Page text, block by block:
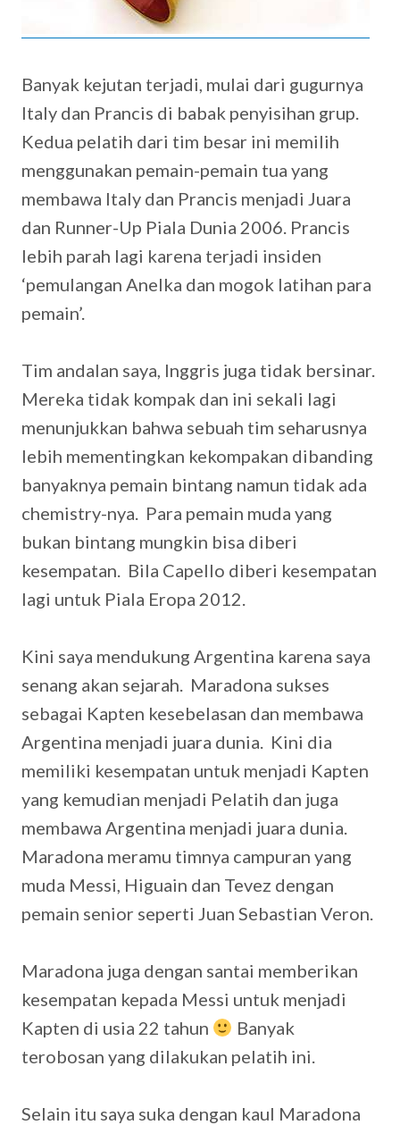
Banyak kejutan terjadi, mulai dari gugurnya
Italy dan Prancis di babak penyisihan grup.
Kedua pelatih dari tim besar ini memilih
menggunakan pemain-pemain tua yang
membawa Italy dan Prancis menjadi Juara
dan Runner-Up Piala Dunia 2006. Prancis
lebih parah lagi karena terjadi insiden
‘pemulangan Anelka dan mogok latihan para
pemain’.
Tim andalan saya, Inggris juga tidak bersinar.
Mereka tidak kompak dan ini sekali lagi
menunjukkan bahwa sebuah tim seharusnya
lebih mementingkan kekompakan dibanding
banyaknya pemain bintang namun tidak ada
chemistry-nya. Para pemain muda yang
bukan bintang mungkin bisa diberi
kesempatan. Bila Capello diberi kesempatan
lagi untuk Piala Eropa 2012.
Kini saya mendukung Argentina karena saya
senang akan sejarah. Maradona sukses
sebagai Kapten kesebelasan dan membawa
Argentina menjadi juara dunia. Kini dia
memiliki kesempatan untuk menjadi Kapten
yang kemudian menjadi Pelatih dan juga
membawa Argentina menjadi juara dunia.
Maradona meramu timnya campuran yang
muda Messi, Higuain dan Tevez dengan
pemain senior seperti Juan Sebastian Veron.
Maradona juga dengan santai memberikan
kesempatan kepada Messi untuk menjadi
Kapten di usia 22 tahun
Banyak
terobosan yang dilakukan pelatih ini.
Selain itu saya suka dengan kaul Maradona